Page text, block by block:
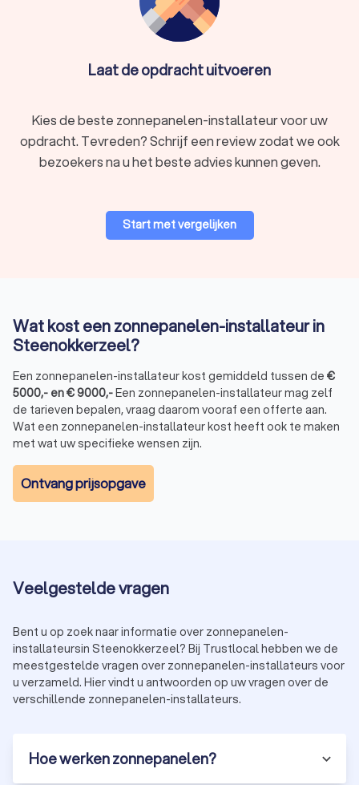
Laat de opdracht uitvoeren
Kies de beste zonnepanelen-installateur voor uw
opdracht. Tevreden? Schrijf een review zodat we ook
bezoekers na u het beste advies kunnen geven.
Start met vergelijken
Wat kost een zonnepanelen-installateur in
Steenokkerzeel?
Een zonnepanelen-installateur kost gemiddeld tussen de €
5000,- en€9000,-Een zonnepanelen-installateur mag zelf
de tarieven bepalen, vraag daarom vooraf een offerte aan.
Wat een zonnepanelen-installateur kost heeft ook te maken
met wat uw specifieke wensen zijn.
Ontvang prijsopgave
Veelgestelde vragen
Bent u op zoek naar informatie over zonnepanelen-
installateursin Steenokkerzeel? Bij Trustlocal hebben we de
meestgestelde vragen over zonnepanelen-installateurs voor
u verzameld. Hier vindt u antwoorden op uw vragen over de
verschillende zonnepanelen-installateurs.
Hoe werken zonnepanelen?